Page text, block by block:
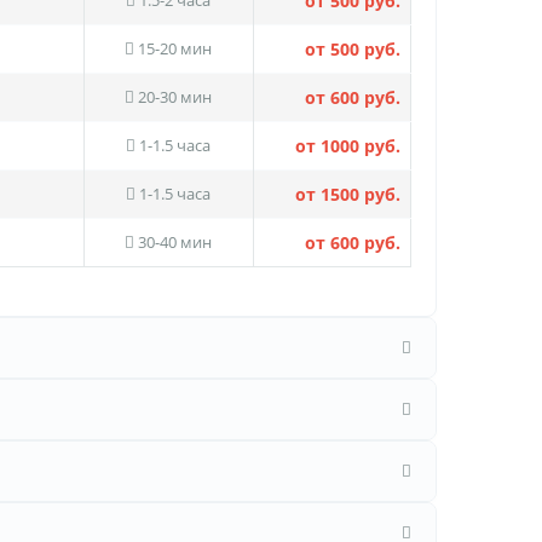
15-20 мин от 500 руб.
20-30 мин от 600 руб.
1-1.5 часа от 1000 руб.
1-1.5 часа от 1500 руб.
30-40 мин от 600 руб.